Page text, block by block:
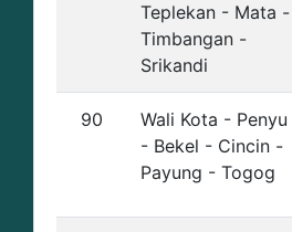
Teplekan - Mata -
Timbangan -
Srikandi
90
Wali Kota - Penyu
- Bekel - Cincin -
Payung - Togog